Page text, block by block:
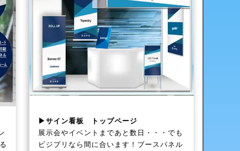
▶サイン看板 トップページ
展示会やイベントまであと数日・・・でも
ビジプリなら間に合います！ブースパネル